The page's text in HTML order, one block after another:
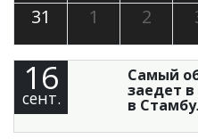
31
1 2
16
сент.
Самый
заедет
в